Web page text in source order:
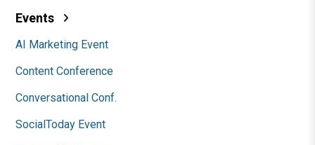
Events
AI Marketing Event
Content Conference
Conversational Conf.
SocialToday Event